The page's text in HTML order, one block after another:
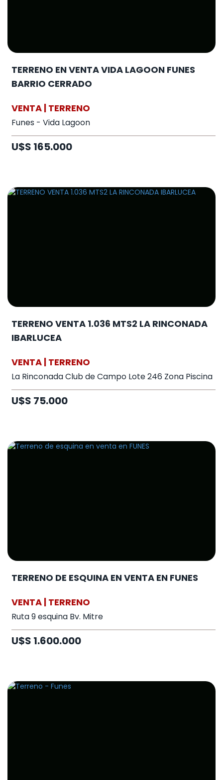
TERRENO EN VENTA VIDA LAGOON FUNES
BARRIO CERRADO
VENTA | TERRENO
Funes - Vida Lagoon
U$S 165.000
TERRENO VENTA 1.036 MTS2 LA RINCONADA
IBARLUCEA
VENTA | TERRENO
La Rinconada Club de Campo Lote 246 Zona Piscina
U$S 75.000
TERRENO DE ESQUINA EN VENTA EN FUNES
VENTA | TERRENO
Ruta 9 esquina Bv. Mitre
U$S 1.600.000